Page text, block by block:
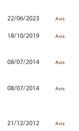
22/06/2023
Avis
18/10/2019
Avis
08/07/2014
Avis
08/07/2014
Avis
21/12/2012
Avis